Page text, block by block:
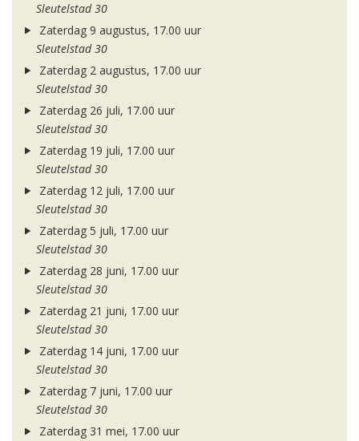
Sleutelstad 30
Zaterdag 9 augustus, 17.00 uur
Sleutelstad 30
Zaterdag 2 augustus, 17.00 uur
Sleutelstad 30
Zaterdag 26 juli, 17.00 uur
Sleutelstad 30
Zaterdag 19 juli, 17.00 uur
Sleutelstad 30
Zaterdag 12 juli, 17.00 uur
Sleutelstad 30
Zaterdag 5 juli, 17.00 uur
Sleutelstad 30
Zaterdag 28 juni, 17.00 uur
Sleutelstad 30
Zaterdag 21 juni, 17.00 uur
Sleutelstad 30
Zaterdag 14 juni, 17.00 uur
Sleutelstad 30
Zaterdag 7 juni, 17.00 uur
Sleutelstad 30
Zaterdag 31 mei, 17.00 uur